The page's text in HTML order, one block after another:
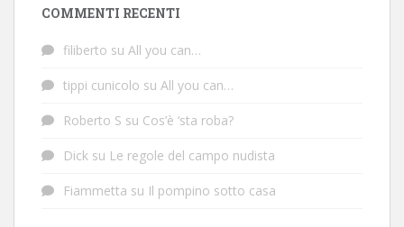
COMMENTI RECENTI
filiberto su All you can…
tippi cunicolo su All you can…
Roberto S su Cos’è ‘sta roba?
Dick su Le regole del campo nudista
Fiammetta su Il pompino sotto casa